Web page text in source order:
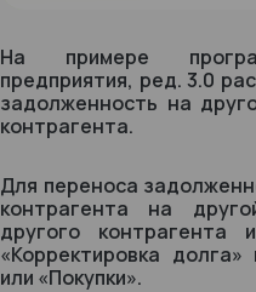
На примере
предприятия, ред. 3.0
задолженность на
контрагента.
Для переноса
контрагента на
другого контрагента
«Корректировка
или «Покупки».